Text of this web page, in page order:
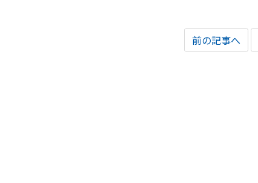
前の記事へ